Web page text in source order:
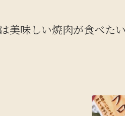
美味しい焼肉が食べた